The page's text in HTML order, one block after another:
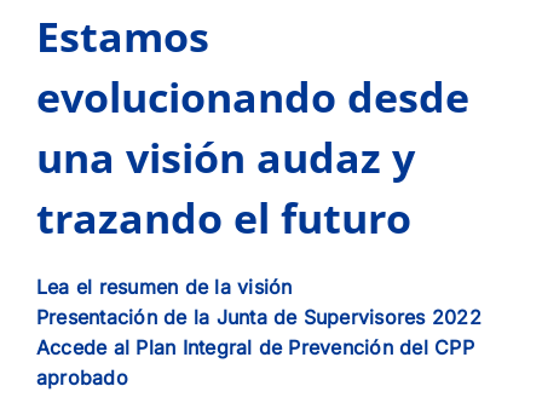
Estamos
evolucionando desde
una visión audaz y
trazando el futuro
Lea el resumen de la visión
Presentación de la Junta de Supervisores 2022
Accede al Plan Integral de Prevención del CPP
aprobado